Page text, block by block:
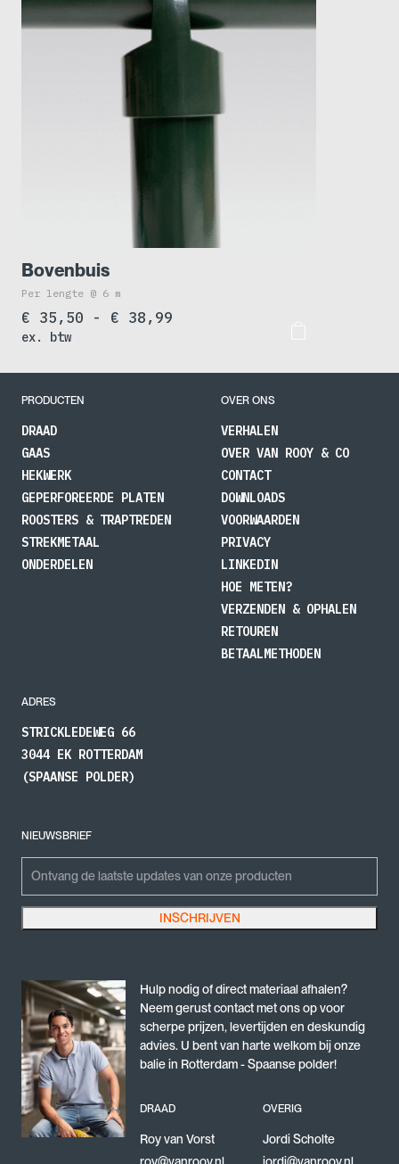
Bovenbuis
Per lengte @ 6 m
€ 35,50 - € 38,99
ex. btw
PRODUCTEN
DRAAD
GAAS
HEKWERK
GEPERFOREERDE PLATEN
ROOSTERS & TRAPTREDEN
STREKMETAAL
ONDERDELEN
OVER ONS
VERHALEN
OVER VAN ROOY & CO
CONTACT
DOWNLOADS
VOORWAARDEN
PRIVACY
LINKEDIN
HOE METEN?
VERZENDEN & OPHALEN
RETOUREN
BETAALMETHODEN
ADRES
STRICKLEDEWEG 66
3044 EK ROTTERDAM
(SPAANSE POLDER)
NIEUWSBRIEF
Dit veld is bedoeld voor validatiedoeleinden en moet niet worden gewijzigd.
INSCHRIJVEN
Hulp nodig of direct materiaal afhalen?
Neem gerust contact met ons op voor
scherpe prijzen, levertijden en deskundig
advies. U bent van harte welkom bij onze
balie in Rotterdam - Spaanse polder!
DRAAD
Roy van Vorst
roy@vanrooy.nl
OVERIG
Jordi Scholte
jordi@vanrooy.nl